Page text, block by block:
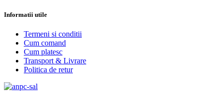
Informatii utile
Termeni si conditii
Cum comand
Cum platesc
Transport & Livrare
Politica de retur